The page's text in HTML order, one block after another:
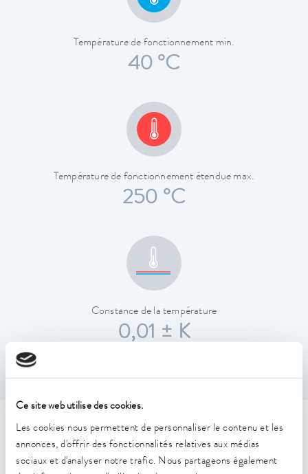
Ce site web utilise des cookies.
Les cookies nous permettent de personnaliser le contenu et les
annonces, d'offrir des fonctionnalités relatives aux médias
sociaux et d'analyser notre trafic. Nous partageons également
Température de fonctionnement min.
40 °C
Température de fonctionnement étendue max.
250 °C
Constance de la température
0,01 ± K
Caractéristiques techniques
(selon DIN 12876)